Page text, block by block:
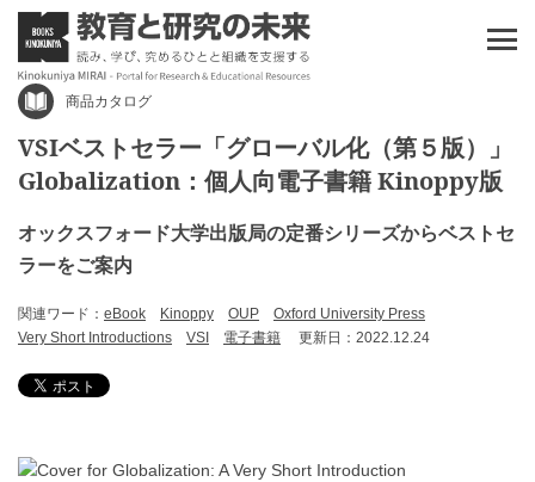
商品カタログ
VSIベストセラー「グローバル化（第５版）」
Globalization：個人向電子書籍 Kinoppy版
オックスフォード大学出版局の定番シリーズからベストセ
ラーをご案内
関連ワード： eBook Kinoppy OUP
Oxford University Press
Very Short Introductions
VSI 電子書籍 更新日：2022.12.24